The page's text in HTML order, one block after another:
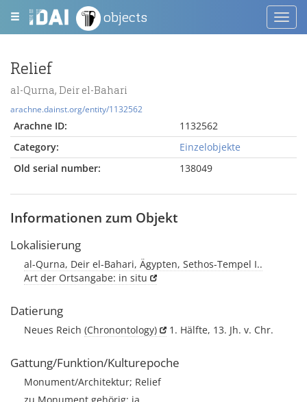
objects
Relief
al-Qurna, Deir el-Bahari
arachne.dainst.org/entity/1132562
Arachne ID:
1132562
Category:
Einzelobjekte
Old serial number:
138049
Informationen zum Objekt
Lokalisierung
al-Qurna, Deir el-Bahari, Ägypten, Sethos-Tempel I..
Art der Ortsangabe: in situ
Datierung
Neues Reich (Chronontology) 1. Hälfte, 13. Jh. v. Chr.
Gattung/Funktion/Kulturepoche
Monument/Architektur; Relief